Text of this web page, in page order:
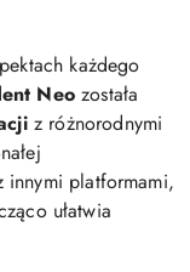
każdego
Neozostała
z różnorodnymi
innymi platformami,
ułatwia